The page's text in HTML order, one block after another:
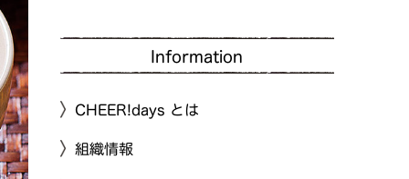
Information
CHEER!days とは
組織情報